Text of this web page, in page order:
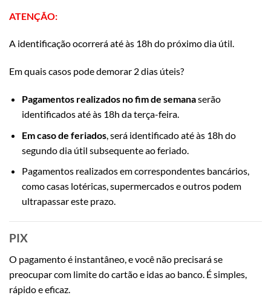
ATENÇÃO:
A identificação ocorrerá até às 18h do próximo dia útil.
Em quais casos pode demorar 2 dias úteis?
Pagamentos realizados no fim de semanaserão
identificados até às 18h da terça-feira.
Em caso de feriados, será identificado até às 18h do
segundo dia útil subsequente ao feriado.
Pagamentos realizados em correspondentes bancários,
como casas lotéricas, supermercados e outros podem
ultrapassar este prazo.
PIX
O pagamento é instantâneo, e você não precisará se
preocupar com limite do cartão e idas ao banco. É simples,
rápido e eficaz.